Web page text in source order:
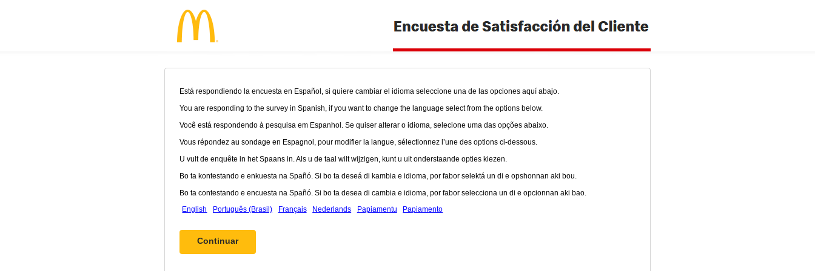
Está respondiendo la encuesta en Español, si quiere cambiar el idioma seleccione una de las opciones aquí abajo.
You are responding to the survey in Spanish, if you want to change the language select from the options below.
Você está respondendo à pesquisa em Espanhol. Se quiser alterar o idioma, selecione uma das opções abaixo.
Vous répondez au sondage en Espagnol, pour modifier la langue, sélectionnez l’une des options ci-dessous.
U vult de enquête in het Spaans in. Als u de taal wilt wijzigen, kunt u uit onderstaande opties kiezen.
Bo ta kontestando e enkuesta na Spañó. Si bo ta deseá di kambia e idioma, por fabor selektá un di e opshonnan aki bou.
Bo ta contestando e encuesta na Spañó. Si bo ta desea di cambia e idioma, por fabor selecciona un di e opcionnan aki bao.
English
Português (Brasil) Français Nederlands Papiamentu Papiamento